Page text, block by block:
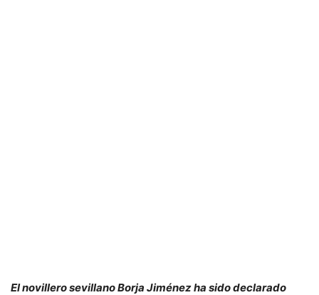
El novillero sevillano Borja Jiménez ha sido declarado